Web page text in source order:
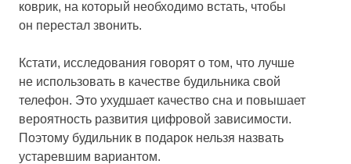
коврик, на который необходимо встать, чтобы
он перестал звонить.
Кстати, исследования говорят о том, что лучше
не использовать в качестве будильника свой
телефон. Это ухудшает качество сна и повышает
вероятность развития цифровой зависимости.
Поэтому будильник в подарок нельзя назвать
устаревшим вариантом.